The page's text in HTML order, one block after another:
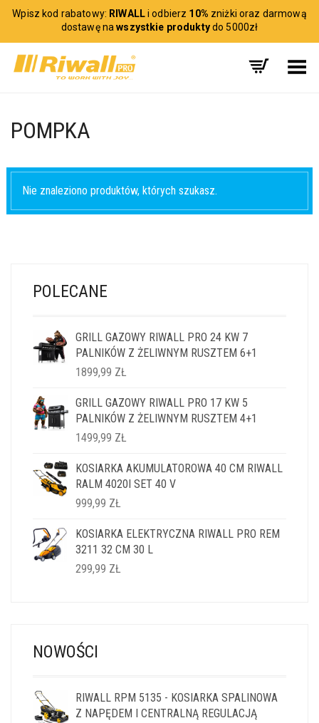
Wpisz kod rabatowy: RIWALLi odbierz 10% zniżki oraz darmową
dostawę nawszystkie produktydo 5000zł
Toggle Menu
POMPKA
Nie znaleziono produktów, których szukasz.
POLECANE
GRILL GAZOWY RIWALL PRO 24 KW 7
PALNIKÓW Z ŻELIWNYM RUSZTEM 6+1
1899,99 ZŁ
GRILL GAZOWY RIWALL PRO 17 KW 5
PALNIKÓW Z ŻELIWNYM RUSZTEM 4+1
1499,99 ZŁ
KOSIARKA AKUMULATOROWA 40 CM RIWALL
RALM 4020I SET 40 V
999,99 ZŁ
KOSIARKA ELEKTRYCZNA RIWALL PRO REM
3211 32 CM 30 L
299,99 ZŁ
NOWOŚCI
RIWALL RPM 5135 - KOSIARKA SPALINOWA
Z NAPĘDEM I CENTRALNĄ REGULACJĄ